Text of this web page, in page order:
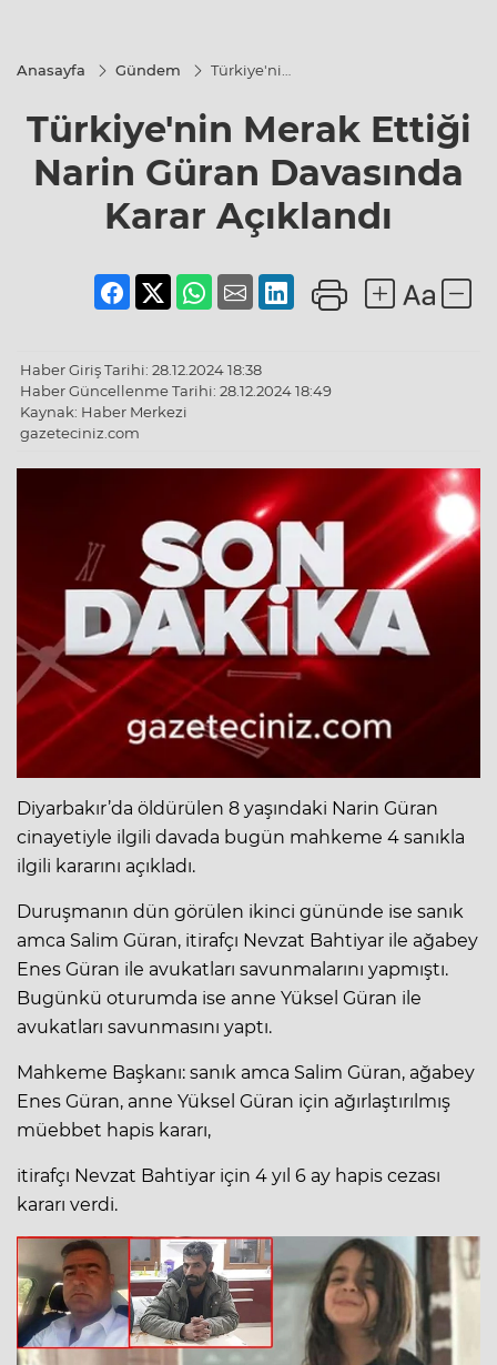
Anasayfa Gündem
Türkiye'nin
Narin
Güran
Davasında
Karar
Türkiye'nin Merak Ettiği
Narin Güran Davasında
Karar Açıklandı
Haber Giriş Tarihi: 28.12.2024 18:38
Haber Güncellenme Tarihi: 28.12.2024 18:49
Kaynak: Haber Merkezi
gazeteciniz.com
Diyarbakır’da öldürülen 8 yaşındaki Narin Güran
cinayetiyle ilgili davada bugün mahkeme 4 sanıkla
ilgili kararını açıkladı.
Duruşmanın dün görülen ikinci gününde ise sanık
amca Salim Güran, itirafçı Nevzat Bahtiyar ile ağabey
Enes Güran ile avukatları savunmalarını yapmıştı.
Bugünkü oturumda ise anne Yüksel Güran ile
avukatları savunmasını yaptı.
Mahkeme Başkanı: sanık amca Salim Güran, ağabey
Enes Güran, anne Yüksel Güran için ağırlaştırılmış
müebbet hapis kararı,
itirafçı Nevzat Bahtiyar için 4 yıl 6 ay hapis cezası
kararı verdi.